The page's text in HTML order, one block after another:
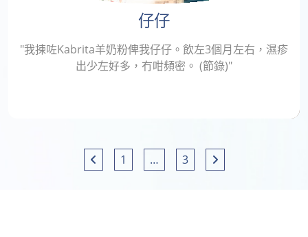
仔仔
"我揀咗Kabrita羊奶粉俾我仔仔。飲左3個月左右，濕疹
出少左好多，冇咁頻密。 (節錄)"
1 … 3